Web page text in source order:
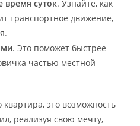
время суток. Узнайте, как
транспортное движение,
. Это поможет быстрее
частью местной
это возможность
реализуя свою мечту,